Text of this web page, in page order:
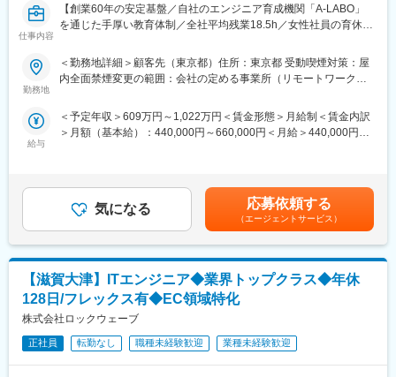
ン力、リーダー・マネージャークラスの育成など、テクニカル×ヒ
ューマンスキルの両軸で育成に取り組んでいます。また「A-
自由に利用しているエンジニアも多数。今後もさらに充実させて
いく方針。
当社は航空宇宙、自動車、電気電子通信、IT情報、エネルギー分
野などの業界約300社の大手メーカーに技術を提供。
お客様のご要望に対応できることが最大の強み。
また、夕方街に流れる「夕焼け小焼け」の防災無線用のアンプは
全国約40,000箇所に設置された自社製品です。
今後の高齢化社会を見据え、医療機器業界にも参入。あなたの可
能性を広げ大きく羽ばたく舞台をご用意し、
あなたの「“やりたい”に就ける」を実現します。
変更の範囲：会社の定める業務
仕事内容
【創業60年の安定基盤／自社のエンジニア育成機関「A-LABO」
を通じた手厚い教育体制／全社平均残業18.5h／女性社員の育休取
■業務概要：
開発者が円滑に業務を進められるよう、アカウント管理やインフ
ラ手続きなどの事務処理と技術支援の両面からサポートしていた
・開発アカウントに関する申請処理および案件管理
・社内システムへのデータ入力および運用対応
・CPUサーバやストレージなど開発環境インフラの手配
・ハードウェアリソースの割り当ておよび管理
・社内ネットワーク環境に関する調整およびサポート
■自社のエンジニア育成機関「A-LABO」：
先端をゆく技術が求められる場に身をおくエンジニアのため、
「A-LABO」という独自の育成機関・施設を用意し、知識・スキル
面の成長をバックアップ。基礎研修をはじめ、スキルアップ、キ
勤務地
＜勤務地詳細＞顧客先（東京都）住所：東京都 受動喫煙対策：屋
内全面禁煙変更の範囲：会社の定める事業所（リモートワーク含
給与
＜予定年収＞609万円～1,022万円＜賃金形態＞月給制＜賃金内訳
＞月額（基本給）：440,000円～660,000円＜月給＞440,000円～
までも目安の金額であり、選考を通じて上下する可能性がありま
す。月給(月額)は固定手当を含めた表記です。
気になる 応募依頼する
（エージェントサービス）
【滋賀大津】ITエンジニア◆業界トップクラス◆年休
128日/フレックス有◆EC領域特化
株式会社ロックウェーブ
正社員 転勤なし 職種未経験歓迎 業種未経験歓迎